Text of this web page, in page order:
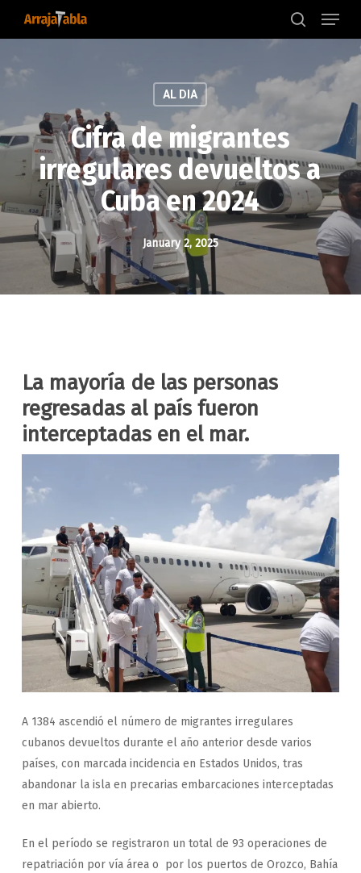
content
search
Menu
AL DIA
Cifra de migrantes
irregulares devueltos a
Cuba en 2024
January 2, 2025
La mayoría de las personas
regresadas al país fueron
interceptadas en el mar.
A 1384 ascendió el número de migrantes irregulares
cubanos devueltos durante el año anterior desde varios
países, con marcada incidencia en Estados Unidos, tras
abandonar la isla en precarias embarcaciones interceptadas
en mar abierto.
En el período se registraron un total de 93 operaciones de
repatriación por vía área o por los puertos de Orozco, Bahía